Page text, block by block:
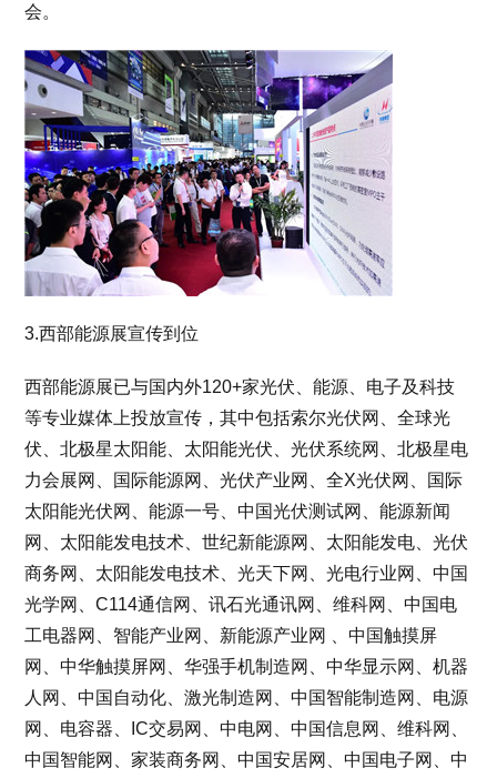
会。
3.西部能源展宣传到位
西部能源展已与国内外120+家光伏、能源、电子及科技
等专业媒体上投放宣传，其中包括索尔光伏网、全球光
伏、北极星太阳能、太阳能光伏、光伏系统网、北极星电
力会展网、国际能源网、光伏产业网、全X光伏网、国际
太阳能光伏网、能源一号、中国光伏测试网、能源新闻
网、太阳能发电技术、世纪新能源网、太阳能发电、光伏
商务网、太阳能发电技术、光天下网、光电行业网、中国
光学网、C114通信网、讯石光通讯网、维科网、中国电
工电器网、智能产业网、新能源产业网 、中国触摸屏
网、中华触摸屏网、华强手机制造网、中华显示网、机器
人网、中国自动化、激光制造网、中国智能制造网、电源
网、电容器、IC交易网、中电网、中国信息网、维科网、
中国智能网、家装商务网、中国安居网、中国电子网、中